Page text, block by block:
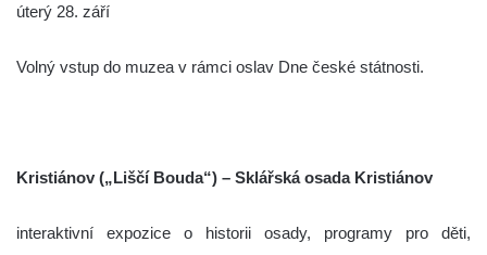
úterý 28. září
Volný vstup do muzea v rámci oslav Dne české státnosti.
Kristiánov („Liščí Bouda“) – Sklářská osada Kristiánov
interaktivní expozice o historii osady, programy pro děti,